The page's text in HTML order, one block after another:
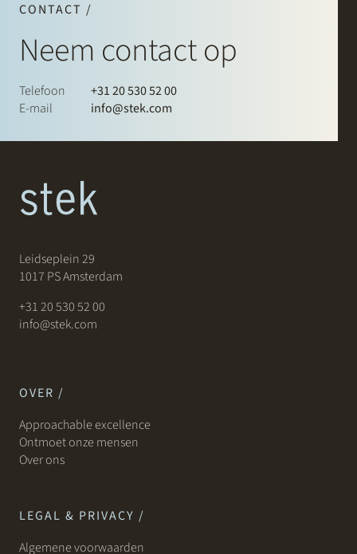
CONTACT /
Neem contact op
Telefoon
+31 20 530 52 00
E-mail
info@stek.com
Leidseplein 29
1017 PS Amsterdam
+31 20 530 52 00
info@stek.com
OVER /
Approachable excellence
Ontmoet onze mensen
Over ons
LEGAL & PRIVACY /
Algemene voorwaarden